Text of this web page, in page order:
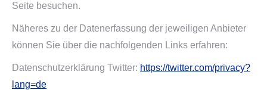
Seite besuchen.
Näheres zu der Datenerfassung der jeweiligen Anbieter
können Sie über die nachfolgenden Links erfahren:
Datenschutzerklärung Twitter: https://twitter.com/privacy?
lang=de